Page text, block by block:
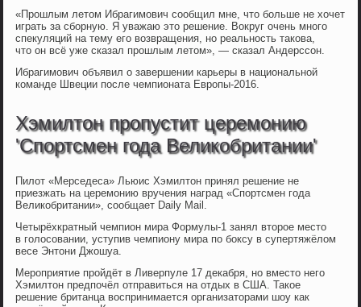
«Прошлым летом Ибрагимович сообщил мне, что больше не хочет
играть за сборную. Я уважаю это решение. Вокруг очень много
спекуляций на тему его возвращения, но реальность такова,
что он всё уже сказал прошлым летом», — сказал Андерссон.
Ибрагимович объявил о завершении карьеры в национальной
команде Швеции после чемпионата Европы-2016.
Хэмилтон пропустит церемонию
'Спортсмен года Великобритании'
Пилот «Мерседеса» Льюис Хэмилтон принял решение не
приезжать на церемонию вручения наград «Спортсмен года
Великобритании», сообщает Daily Mail.
Четырёхкратный чемпион мира Формулы-1 занял второе место
в голосовании, уступив чемпиону мира по боксу в супертяжёлом
весе Энтони Джошуа.
Мероприятие пройдёт в Ливерпуле 17 декабря, но вместо него
Хэмилтон предпочёл отправиться на отдых в США. Такое
решение британца воспринимается организаторами шоу как